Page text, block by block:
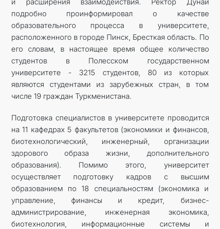
подробно проинформировал о качестве
образовательного процесса в университете,
расположенного в городе Пинск, Бресткая область. По
его словам, в настоящее время общее количество
студентов в Полесском государственном
университете - 3215 студентов, 80 из которых
являются студентами из зарубежных стран, в том
числе 19 граждан Туркменистана.
Подготовка специалистов в университете проводится
на 11 кафедрах 5 факультетов (экономики и финансов,
биотехнологический, инженерный, организации
здорового образа жизни, дополнительного
образования). Помимо этого, университет
осуществляет подготовку кадров с высшим
образованием по 18 специальностям (экономика и
управление, финансы и кредит, бизнес-
администрирование, инженерная экономика,
биотехнология, информационные системы и